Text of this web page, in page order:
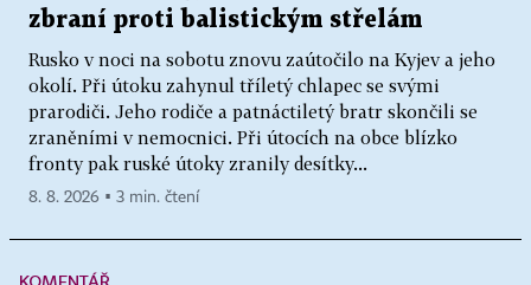
zbraní proti balistickým střelám
Rusko v noci na sobotu znovu zaútočilo na Kyjev a jeho
okolí. Při útoku zahynul tříletý chlapec se svými
prarodiči. Jeho rodiče a patnáctiletý bratr skončili se
zraněními v nemocnici. Při útocích na obce blízko
fronty pak ruské útoky zranily desítky...
8. 8. 2026 ▪ 3 min. čtení
KOMENTÁŘ